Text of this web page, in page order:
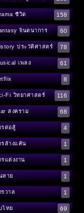
ชีวิต 158
จินตนาการ 60
ประวัติศาสตร์ 78
เพลง 61
8
Fi วิทยาศาสตร์ 116
สงคราม 68
รต่อสู้ 4
รล้างแค้น 1
รแต่งงาน 1
หาย 1
รวาล 1
ไทย 69